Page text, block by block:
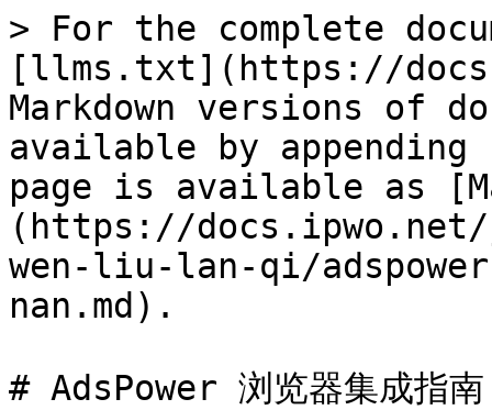
> For the complete
[llms.txt](https://
Markdown versions of
available by
page is available as
(https://
wen-liu-lan-qi/
nan.md).
# AdsPower 浏览器集成指南